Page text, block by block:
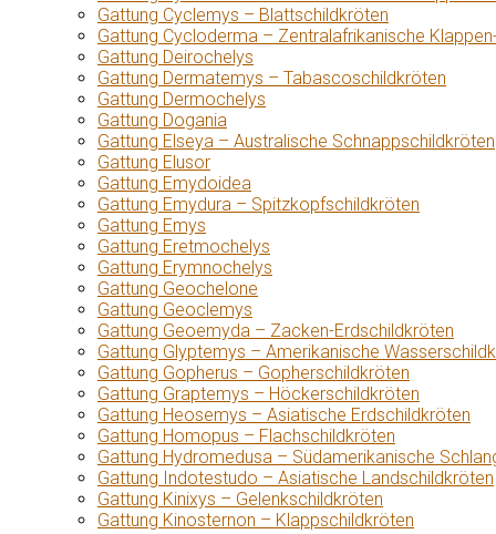
Gattung Cyclemys – Blattschildkröten
Gattung Cycloderma – Zentralafrikanische
Gattung Deirochelys
Gattung Dermatemys – Tabascoschildkröten
Gattung Dermochelys
Gattung Dogania
Gattung Elseya – Australische Schnappschildkröten
Gattung Elusor
Gattung Emydoidea
Gattung Emydura – Spitzkopfschildkröten
Gattung Emys
Gattung Eretmochelys
Gattung Erymnochelys
Gattung Geochelone
Gattung Geoclemys
Gattung Geoemyda – Zacken-Erdschildkröten
Gattung Glyptemys – Amerikanische
Gattung Gopherus – Gopherschildkröten
Gattung Graptemys – Höckerschildkröten
Gattung Heosemys – Asiatische Erdschildkröten
Gattung Homopus – Flachschildkröten
Gattung Hydromedusa – Südamerikanische
Gattung Indotestudo – Asiatische Landschildkröten
Gattung Kinixys – Gelenkschildkröten
Gattung Kinosternon – Klappschildkröten